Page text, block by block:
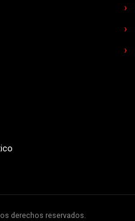
derechos reservados.